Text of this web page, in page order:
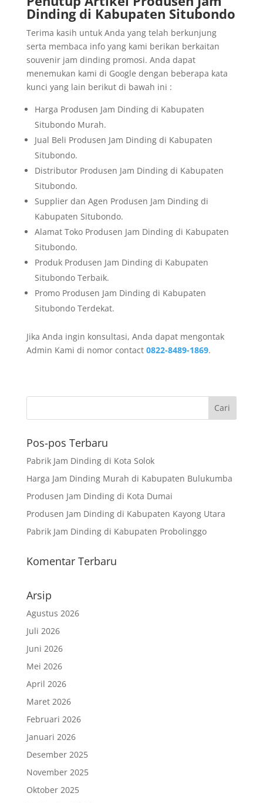
Dinding di Kabupaten Situbondo
Terima kasih untuk Anda yang telah berkunjung
serta membaca info yang kami berikan berkaitan
souvenir jam dinding promosi. Anda dapat
menemukan kami di Google dengan beberapa kata
kunci yang lain berikut di bawah ini :
Harga Produsen Jam Dinding di Kabupaten
Situbondo Murah.
Jual Beli Produsen Jam Dinding di Kabupaten
Situbondo.
Distributor Produsen Jam Dinding di Kabupaten
Situbondo.
Supplier dan Agen Produsen Jam Dinding di
Kabupaten Situbondo.
Alamat Toko Produsen Jam Dinding di Kabupaten
Situbondo.
Produk Produsen Jam Dinding di Kabupaten
Situbondo Terbaik.
Promo Produsen Jam Dinding di Kabupaten
Situbondo Terdekat.
Jika Anda ingin konsultasi, Anda dapat mengontak
Admin Kami di nomor contact 0822-8489-1869.
Pos-pos Terbaru
Pabrik Jam Dinding di Kota Solok
Harga Jam Dinding Murah di Kabupaten Bulukumba
Produsen Jam Dinding di Kota Dumai
Produsen Jam Dinding di Kabupaten Kayong Utara
Pabrik Jam Dinding di Kabupaten Probolinggo
Komentar Terbaru
Arsip
Agustus 2026
Juli 2026
Juni 2026
Mei 2026
April 2026
Maret 2026
Februari 2026
Januari 2026
Desember 2025
November 2025
Oktober 2025